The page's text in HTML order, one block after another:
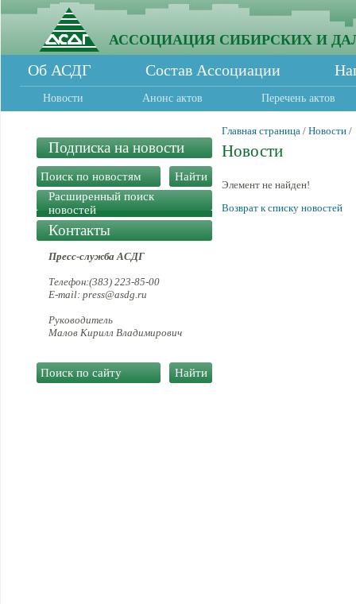
АССОЦИАЦИЯ СИБИРСКИХ И
Об АСДГ Состав Ассоциации
Новости Анонс актов Перечень актов
Подписка на новости
Расширенный поиск
новостей
Контакты
Пресс-служба АСДГ
Телефон:(383) 223-85-00
E-mail: press@asdg.ru
Руководитель
Малов Кирилл Владимирович
Главная страница / Новости /
Новости
Элемент не найден!
Возврат к списку новостей